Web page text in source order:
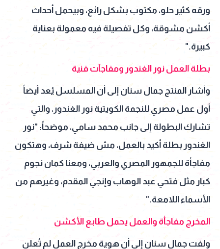
ورقه كثير حلو، مكتوب بشكل رائع، وبيحمل أحداث
أكشن مشوقة، وكل تفصيلة فيه معمولة بعناية
كبيرة."
بطلة العمل نور الغندور ومفاجآت فنية
وأشار المنتج جمال سنان إلى أن المسلسل يُعد أيضاً
أول عمل مصري للنجمة الكويتية نور الغندور، والتي
تشارك البطولة إلى جانب محمد سامي، موضحاً: "نور
الغندور بطلة أكيد بالعمل، مش ضيفة شرف، وهتكون
مفاجأة للجمهور المصري والعربي، ومعنا كمان نجوم
كبار مثل فتحي عبد الوهاب وإنجي المقدم، وغيرهم من
الأسماء اللامعة."
المخرج مفاجأة والعمل يحمل طابع الأكشن
ولفت جمال سنان إلى أن هوية مخرج العمل لم تُعلن